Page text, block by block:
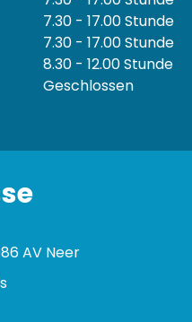
7.30 - 17.00 Stunde
7.30 - 17.00 Stunde
8.30 - 12.00 Stunde
Geschlossen
AV Neer